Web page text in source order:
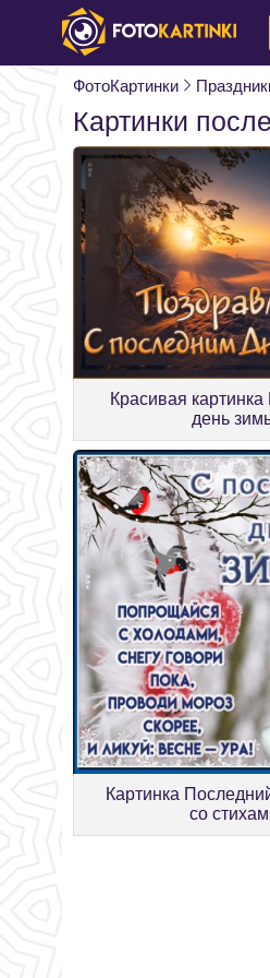
ФотоКартинки
Картинки
Красивая
день
Картинка
со